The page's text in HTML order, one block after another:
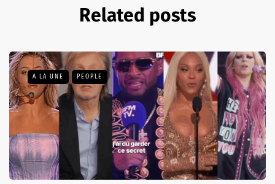
Related posts
A LA UNE PEOPLE